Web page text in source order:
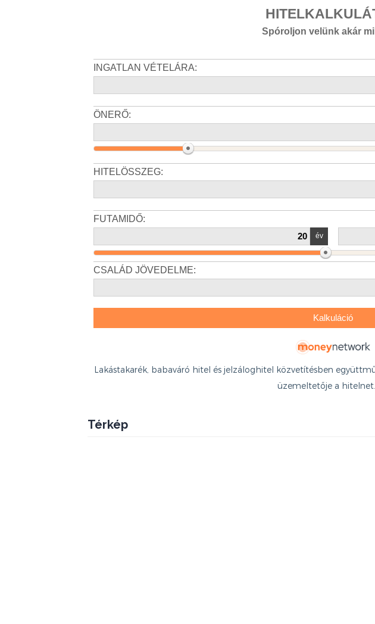
Lakástakarék, babaváró hitel és jelzáloghitel közvetítésben
üzemeltetője a
Térkép